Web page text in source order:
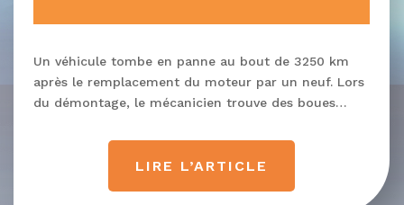
Un véhicule tombe en panne au bout de 3250 km
après le remplacement du moteur par un neuf. Lors
du démontage, le mécanicien trouve des boues…
LIRE L’ARTICLE